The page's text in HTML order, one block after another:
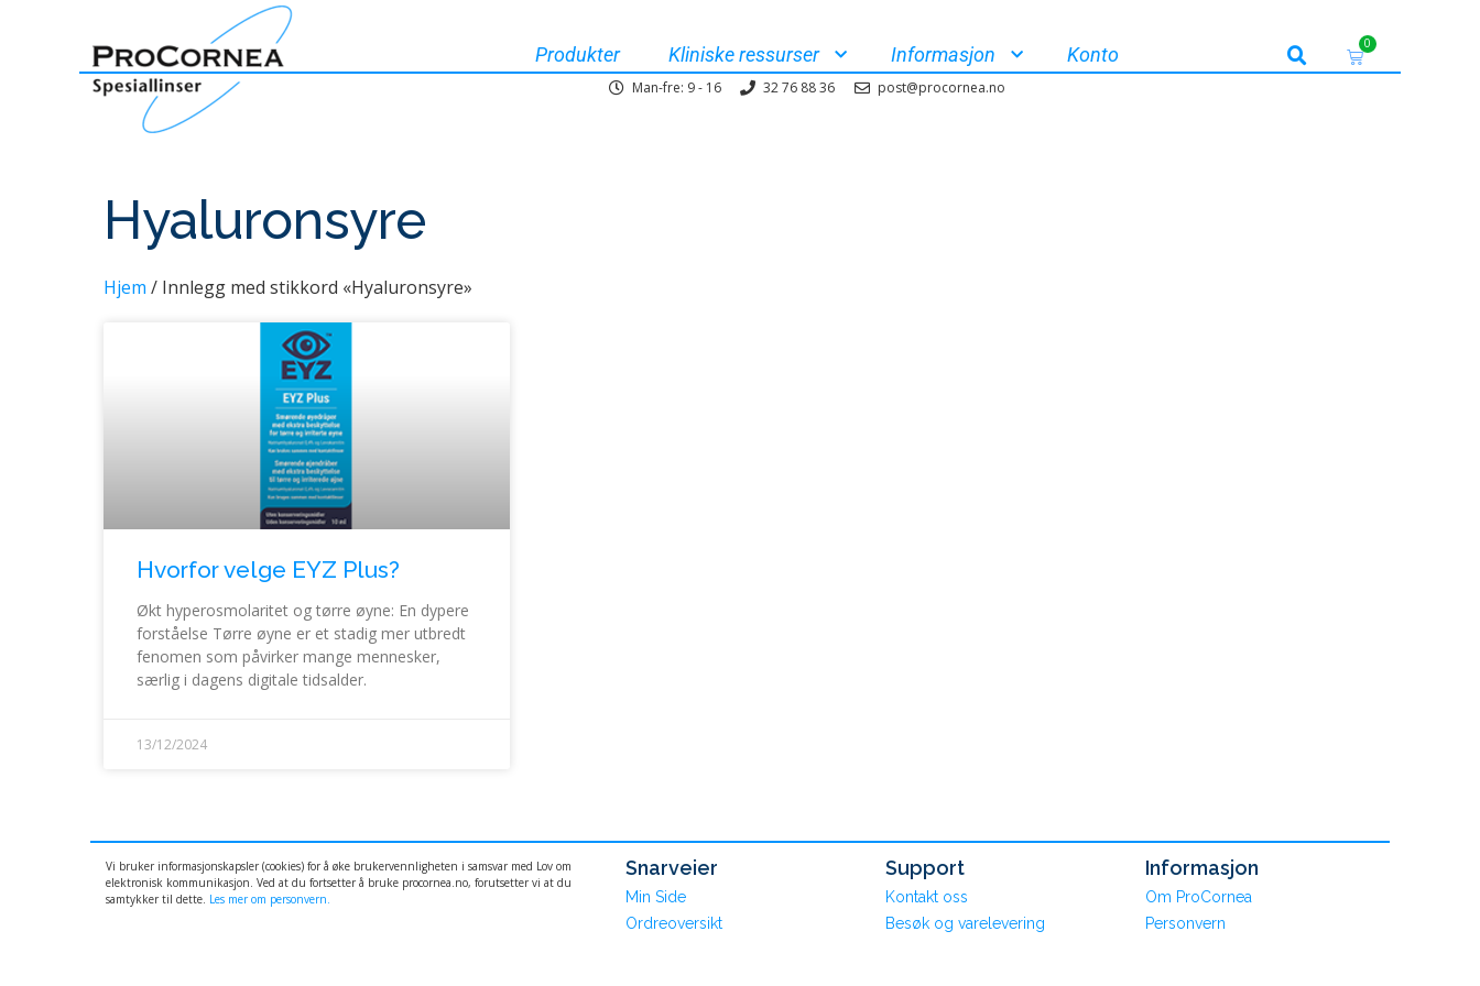
Produkter Kliniske ressurser Informasjon Konto 0
Man-fre: 9 - 16 32 76 88 36 post@procornea.no
Hyaluronsyre
Hjem / Innlegg med stikkord «Hyaluronsyre»
Hvorfor velge EYZ Plus?
Økt hyperosmolaritet og tørre øyne: En dypere
forståelse Tørre øyne er et stadig mer utbredt
fenomen som påvirker mange mennesker,
særlig i dagens digitale tidsalder.
13/12/2024
Vi bruker informasjonskapsler (cookies) for å øke brukervennligheten i samsvar med Lov om
elektronisk kommunikasjon. Ved at du fortsetter å bruke procornea.no, forutsetter vi at du
samtykker til dette. Les mer om personvern.
Snarveier
Min Side
Ordreoversikt
Support
Kontakt oss
Besøk og varelevering
Informasjon
Om ProCornea
Personvern